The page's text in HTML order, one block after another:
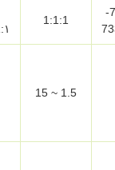
1:1-أجل733:1-
1:1:1
١:1.383:1.3831:1.383:1
1.5 ~ 15